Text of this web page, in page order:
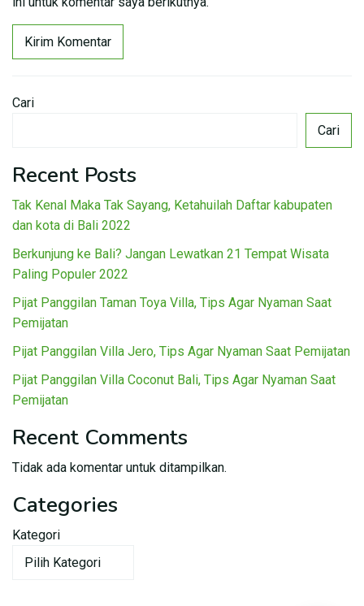
Cari
Cari
Recent Posts
Tak Kenal Maka Tak Sayang, Ketahuilah Daftar kabupaten
dan kota di Bali 2022
Berkunjung ke Bali? Jangan Lewatkan 21 Tempat Wisata
Paling Populer 2022
Pijat Panggilan Taman Toya Villa, Tips Agar Nyaman Saat
Pemijatan
Pijat Panggilan Villa Jero, Tips Agar Nyaman Saat Pemijatan
Pijat Panggilan Villa Coconut Bali, Tips Agar Nyaman Saat
Pemijatan
Recent Comments
Tidak ada komentar untuk ditampilkan.
Categories
Kategori